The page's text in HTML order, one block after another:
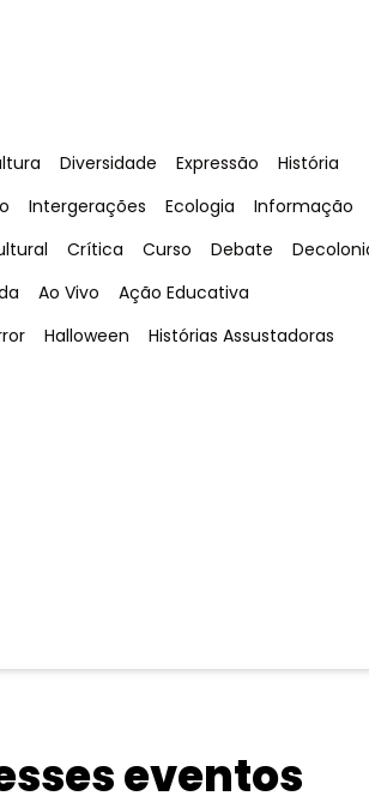
: Tag:
Diversidade Tag:
Expressão Tag:
História
Tag:
Intergerações Tag:
Ecologia Tag:
Informação
Tag:
Crítica Tag:
Curso Tag:
Debate Tag:
Tag:
Ao Vivo Tag:
Ação Educativa
Tag:
Halloween Tag:
Histórias Assustadoras
eventos